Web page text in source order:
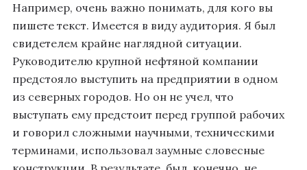
Например, очень важно понимать, для кого вы
пишете текст. Имеется в виду аудитория. Я был
свидетелем крайне наглядной ситуации.
Руководителю крупной нефтяной компании
предстояло выступить на предприятии в одном
из северных городов. Но он не учел, что
выступать ему предстоит перед группой рабочих
и говорил сложными научными, техническими
терминами, использовал заумные словесные